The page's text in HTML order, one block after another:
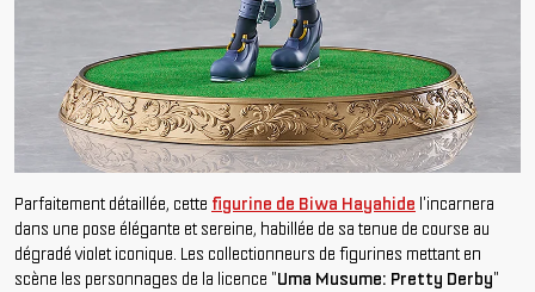
Parfaitement détaillée, cette figurine de Biwa Hayahide l'incarnera
dans une pose élégante et sereine, habillée de sa tenue de course au
dégradé violet iconique. Les collectionneurs de figurines mettant en
scène les personnages de la licence "Uma Musume: Pretty Derby"